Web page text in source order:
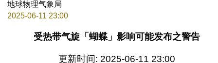
地球物理气象局
2025-06-11 23:00
受热带气旋「蝴蝶」影响可能发布之警告
更新时间: 2025-06-11 23:00